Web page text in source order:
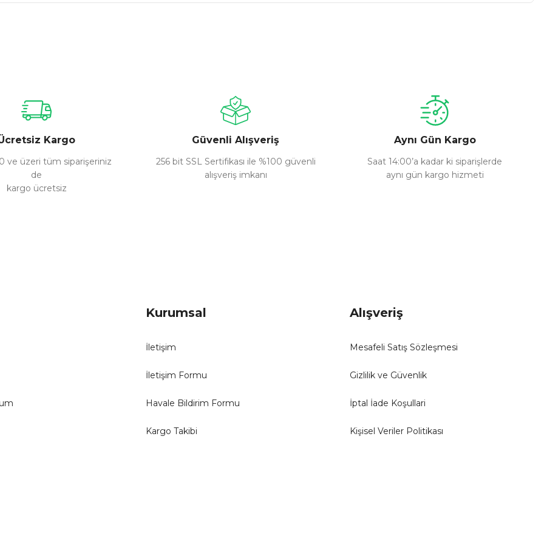
Kargo
ve üzeri tüm siparişeriniz
de
kargo ücretsiz
Güvenli Alışveriş
256 bit SSL Sertifikası ile %100 güvenli
alışveriş imkanı
Aynı Gün Kargo
Saat 14:00’a kadar ki siparişlerde
aynı gün kargo hizmeti
Kurumsal
İletişim
İletişim Formu
Havale Bildirim Formu
Kargo Takibi
Alışveriş
Mesafeli Satış Sözleşmesi
Gizlilik ve Güvenlik
İptal İade Koşullari
Kişisel Veriler Politikası